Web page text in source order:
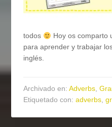
todos
Hoy os comparto
para aprender y trabajar
inglés.
Archivado en:Adverbs,
Etiquetado con:adverbs,